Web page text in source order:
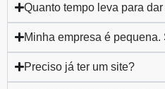
Quanto tempo leva para
Minha empresa é
Preciso já ter um site?